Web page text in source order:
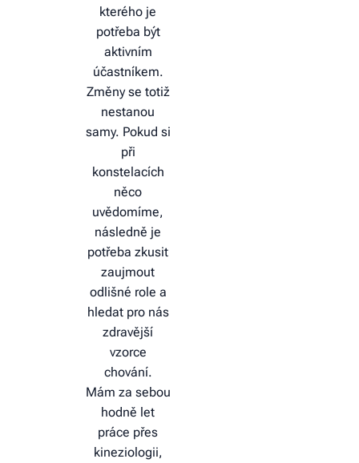
kterého je
potřeba být
aktivním
účastníkem.
Změny se totiž
nestanou
samy. Pokud si
při
konstelacích
něco
uvědomíme,
následně je
potřeba zkusit
zaujmout
odlišné role a
hledat pro nás
zdravější
vzorce
chování.
Mám za sebou
hodně let
práce přes
kineziologii,